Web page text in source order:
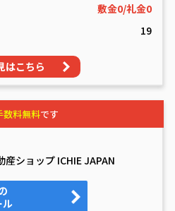
敷金0/礼金0
19
はこちら
数料無料です
産ショップ ICHIE JAPAN
ル